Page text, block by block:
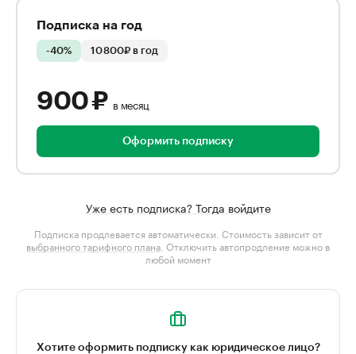
Подписка на год
-40% 10 800₽ в год
900 ₽ в месяц
Оформить подписку
Уже есть подписка? Тогда войдите
Подписка продлевается автоматически. Стоимость зависит от
выбранного тарифного плана . Отключить автопродление можно в
любой момент
Хотите оформить подписку как юридическое лицо?